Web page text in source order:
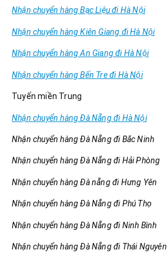
Nhận chuyển hàng Bạc Liệu đi Hà Nội
Nhận chuyển hàng Kiên Giang đi Hà Nội
Nhận chuyển hàng An Giang đi Hà Nội
Nhận chuyển hàng Bến Tre đi Hà Nội
Tuyến miền Trung
Nhận chuyển hàng Đà Nẵng đi Hà Nội
Nhận chuyển hàng Đà Nẵng đi Bắc Ninh
Nhận chuyển hàng Đà Nẵng đi Hải Phòng
Nhận chuyển hàng Đà nẵng đi Hưng Yên
Nhận chuyển hàng Đà Nẵng đi Phú Thọ
Nhận chuyển hàng Đà Nẵng đi Ninh Bình
Nhận chuyển hàng Đà Nẵng đi Thái Nguyên